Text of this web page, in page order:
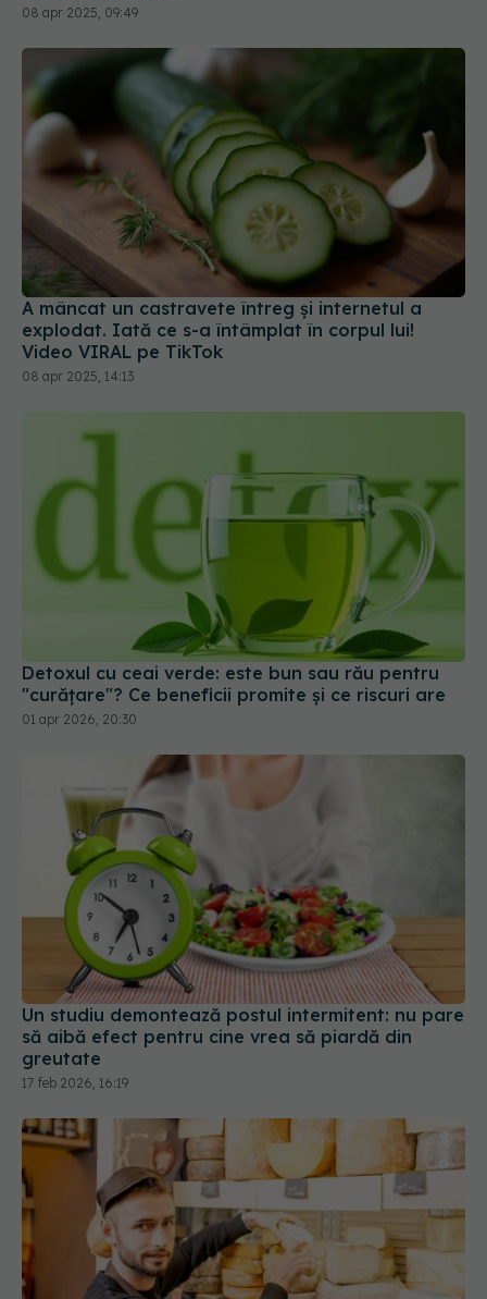
08 apr 2025, 09:49
A mâncat un castravete întreg și internetul a
explodat. Iată ce s-a întâmplat în corpul lui!
Video VIRAL pe TikTok
08 apr 2025, 14:13
Detoxul cu ceai verde: este bun sau rău pentru
"curățare"? Ce beneficii promite și ce riscuri are
01 apr 2026, 20:30
Un studiu demontează postul intermitent: nu pare
să aibă efect pentru cine vrea să piardă din
greutate
17 feb 2026, 16:19